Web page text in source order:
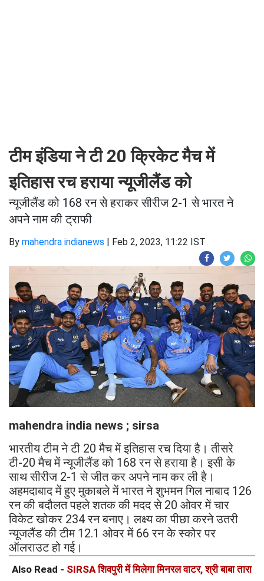
टीम इंडिया ने टी 20 क्रिकेट मैच में
इतिहास रच हराया न्यूजीलैंड को
न्यूजीलैंड को 168 रन से हराकर सीरीज 2-1 से भारत ने
अपने नाम की ट्राफी
By mahendra indianews | Feb 2, 2023, 11:22 IST
mahendra india news ; sirsa
भारतीय टीम ने टी 20 मैच में इतिहास रच दिया है। तीसरे
टी-20 मैच में न्यूजीलैंड को 168 रन से हराया है। इसी के
साथ सीरीज 2-1 से जीत कर अपने नाम कर ली है।
अहमदाबाद में हुए मुकाबले में भारत ने शुभमन गिल नाबाद 126
रन की बदौलत पहले शतक की मदद से 20 ओवर में चार
विकेट खोकर 234 रन बनाए। लक्ष्य का पीछा करने उतरी
न्यूजलैंड की टीम 12.1 ओवर में 66 रन के स्कोर पर
ऑलराउट हो गई।
Also Read - SIRSA शिवपुरी में मिलेगा मिनरल वाटर, श्री बाबा तारा